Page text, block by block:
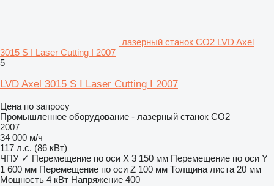
лазерный станок CO2 LVD Axel
3015 S I Laser Cutting I 2007
5
LVD Axel 3015 S I Laser Cutting I 2007
Цена по запросу
Промышленное оборудование - лазерный станок CO2
2007
34 000 м/ч
117 л.с. (86 кВт)
ЧПУ ✓ Перемещение по оси X 3 150 мм Перемещение по оси Y
1 600 мм Перемещение по оси Z 100 мм Толщина листа 20 мм
Мощность 4 кВт Напряжение 400